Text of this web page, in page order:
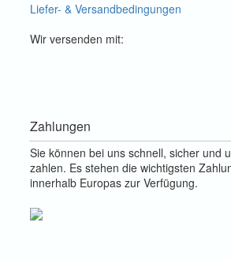
Liefer- & Versandbedingungen
Wir versenden mit:
Zahlungen
Sie können bei uns schnell, sicher und
zahlen. Es stehen die wichtigsten
innerhalb Europas zur Verfügung.